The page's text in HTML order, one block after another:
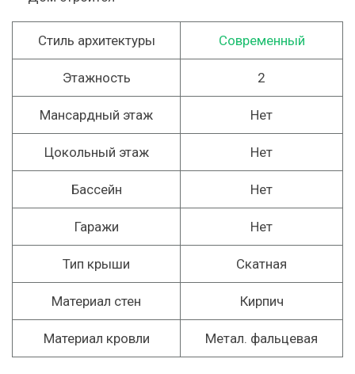
Стиль архитектуры Современный
Этажность 2
Мансардный этаж Нет
Цокольный этаж Нет
Бассейн Нет
Гаражи Нет
Тип крыши Скатная
Материал стен Кирпич
Материал кровли Метал. фальцевая